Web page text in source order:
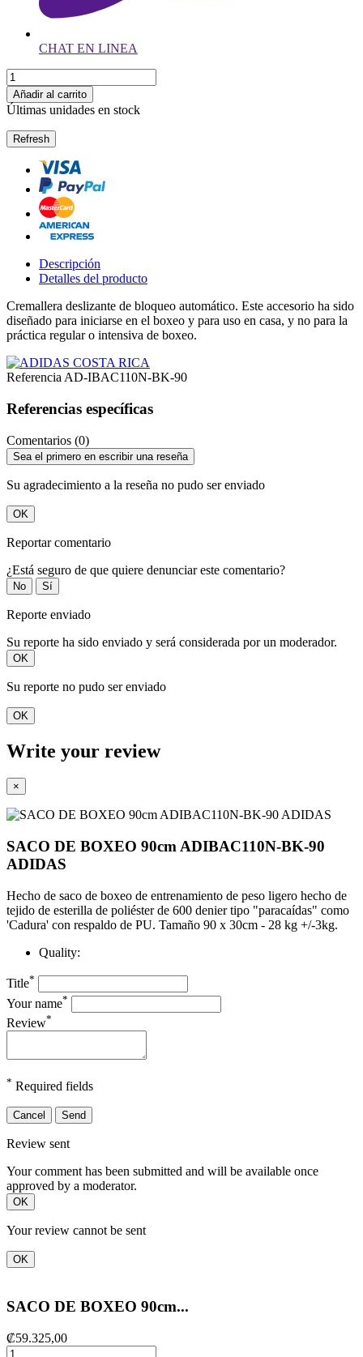
CHAT EN LINEA
Añadir al carrito
Últimas unidades en stock
Descripción
Detalles del producto
Cremallera deslizante de bloqueo automático. Este accesorio ha sido
diseñado para iniciarse en el boxeo y para uso en casa, y no para la
práctica regular o intensiva de boxeo.
Referencia AD-IBAC110N-BK-90
Referencias específicas
Comentarios (0)
Sea el primero en escribir una reseña
Su agradecimiento a la reseña no pudo ser enviado
OK
Reportar comentario
¿Está seguro de que quiere denunciar este comentario?
No Sí
Reporte enviado
Su reporte ha sido enviado y será considerada por un moderador.
OK
Su reporte no pudo ser enviado
OK
Write your review
×
SACO DE BOXEO 90cm ADIBAC110N-BK-90
ADIDAS
Hecho de saco de boxeo de entrenamiento de peso ligero hecho de
tejido de esterilla de poliéster de 600 denier tipo "paracaídas" como
'Cadura' con respaldo de PU. Tamaño 90 x 30cm - 28 kg +/-3kg.
Quality:
Title*
Your name*
Review*
* Required fields
Cancel Send
Review sent
Your comment has been submitted and will be available once
approved by a moderator.
OK
Your review cannot be sent
OK
SACO DE BOXEO 90cm...
₡59.325,00